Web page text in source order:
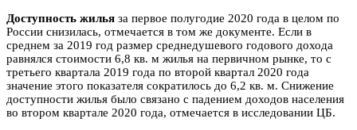
Доступность жилья за первое полугодие 2020 года в целом по
России снизилась, отмечается в том же документе. Если в
среднем за 2019 год размер среднедушевого годового дохода
равнялся стоимости 6,8 кв. м жилья на первичном рынке, то с
третьего квартала 2019 года по второй квартал 2020 года
значение этого показателя сократилось до 6,2 кв. м. Снижение
доступности жилья было связано с падением доходов населения
во втором квартале 2020 года, отмечается в исследовании ЦБ.